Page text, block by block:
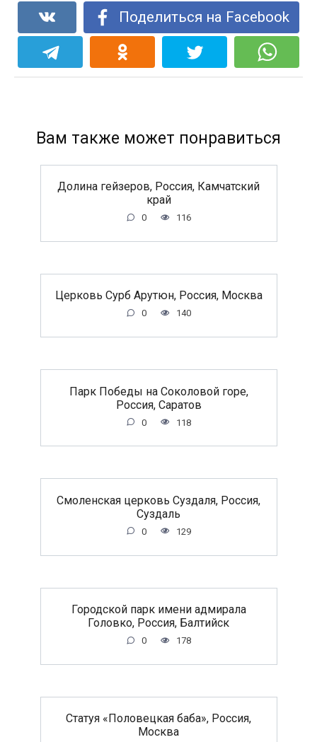
Поделиться на Facebook
Вам также может понравиться
Долина гейзеров, Россия, Камчатский
край
0 116
Церковь Сурб Арутюн, Россия, Москва
0 140
Парк Победы на Соколовой горе,
Россия, Саратов
0 118
Смоленская церковь Суздаля, Россия,
Суздаль
0 129
Городской парк имени адмирала
Головко, Россия, Балтийск
0 178
Статуя «Половецкая баба», Россия,
Москва